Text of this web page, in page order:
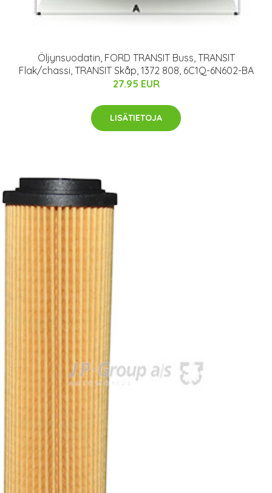
Öljynsuodatin, FORD TRANSIT Buss, TRANSIT
Flak/chassi, TRANSIT Skåp, 1372 808, 6C1Q-6N602-BA
27.95 EUR
LISÄTIETOJA